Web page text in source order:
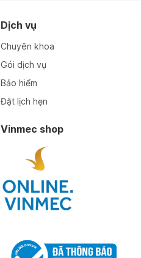
Dịch vụ
Chuyên khoa
Gói dịch vụ
Bảo hiểm
Đặt lịch hẹn
Vinmec shop